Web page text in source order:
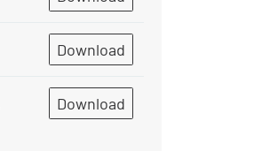
Download
Download